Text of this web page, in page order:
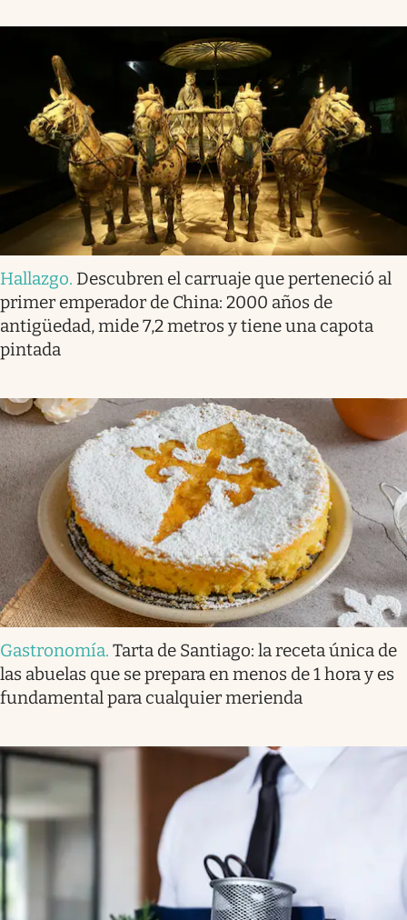
Hallazgo. Descubren el carruaje que perteneció al
primer emperador de China: 2000 años de
antigüedad, mide 7,2 metros y tiene una capota
pintada
Gastronomía. Tarta de Santiago: la receta única de
las abuelas que se prepara en menos de 1 hora y es
fundamental para cualquier merienda